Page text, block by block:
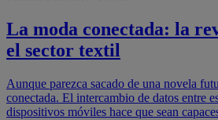
La moda conectada: la
el sector textil
Aunque parezca sacado de una novela
conectada. El intercambio de datos entre
dispositivos móviles hace que sean